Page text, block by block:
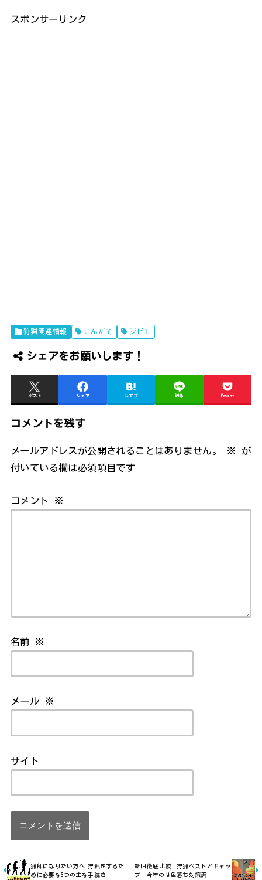
スポンサーリンク
狩猟関連情報 こんだて ジビエ
シェアをお願いします！
ポスト シェア はてブ 送る Pocket
コメントを残す
メールアドレスが公開されることはありません。 ※
が
付いている欄は必須項目です
コメント ※
名前 ※
メール ※
サイト
猟師になりたい方へ 狩猟をするた
めに必要な3つの主な手続き
新旧徹底比較 狩猟ベストとキャッ
プ 今年のは色落ち対策済